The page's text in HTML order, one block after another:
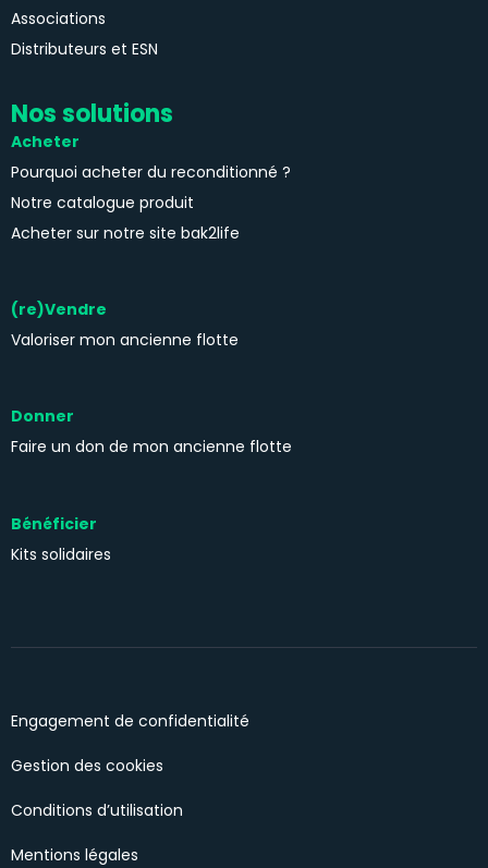
Associations
Distributeurs et ESN
Nos solutions
Acheter
Pourquoi acheter du reconditionné ?
Notre catalogue produit
Acheter sur notre site bak2life
(re)Vendre
Valoriser mon ancienne flotte
Donner
Faire un don de mon ancienne flotte
Bénéficier
Kits solidaires
Engagement de confidentialité
Gestion des cookies
Conditions d’utilisation
Mentions légales